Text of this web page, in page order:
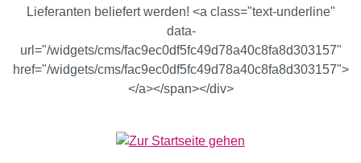
Lieferanten beliefert werden! <a class="text-underline"
data-
url="/widgets/cms/fac9ec0df5fc49d78a40c8fa8d303157"
href="/widgets/cms/fac9ec0df5fc49d78a40c8fa8d303157">
</a></span></div>